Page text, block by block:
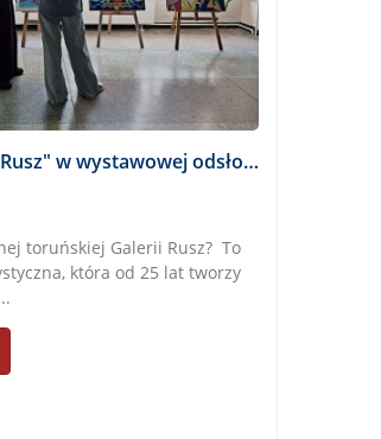
Toruńska "Galeria Rusz" w wystawowej odsłonie w IX LO
toruńskiej Galerii Rusz? To
która od 25 lat tworzy